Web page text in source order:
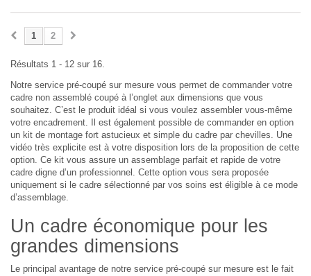
1 2
Résultats 1 - 12 sur 16.
Notre service pré-coupé sur mesure vous permet de commander votre
cadre non assemblé coupé à l’onglet aux dimensions que vous
souhaitez. C’est le produit idéal si vous voulez assembler vous-même
votre encadrement. Il est également possible de commander en option
un kit de montage fort astucieux et simple du cadre par chevilles. Une
vidéo très explicite est à votre disposition lors de la proposition de cette
option. Ce kit vous assure un assemblage parfait et rapide de votre
cadre digne d’un professionnel. Cette option vous sera proposée
uniquement si le cadre sélectionné par vos soins est éligible à ce mode
d’assemblage.
Un cadre économique pour les
grandes dimensions
Le principal avantage de notre service pré-coupé sur mesure est le fait